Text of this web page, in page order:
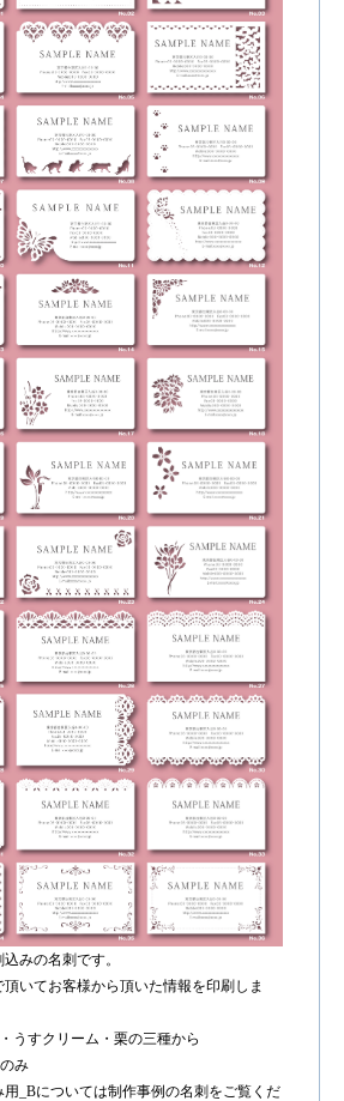
みの名刺です。
いてお客様から頂いた情報を印刷しま
うすクリーム・栗の三種から
み
_Bについては制作事例の名刺をご覧くだ